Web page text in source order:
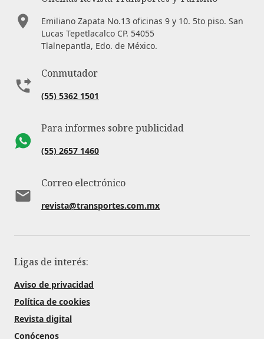
Emiliano Zapata No.13 oficinas 9 y 10. 5to piso. San
Lucas Tepetlacalco CP. 54055
Tlalnepantla, Edo. de México.
Conmutador
(55) 5362 1501
Para informes sobre publicidad
(55) 2657 1460
Correo electrónico
revista@transportes.com.mx
Ligas de interés:
Aviso de privacidad
Política de cookies
Revista digital
Conócenos